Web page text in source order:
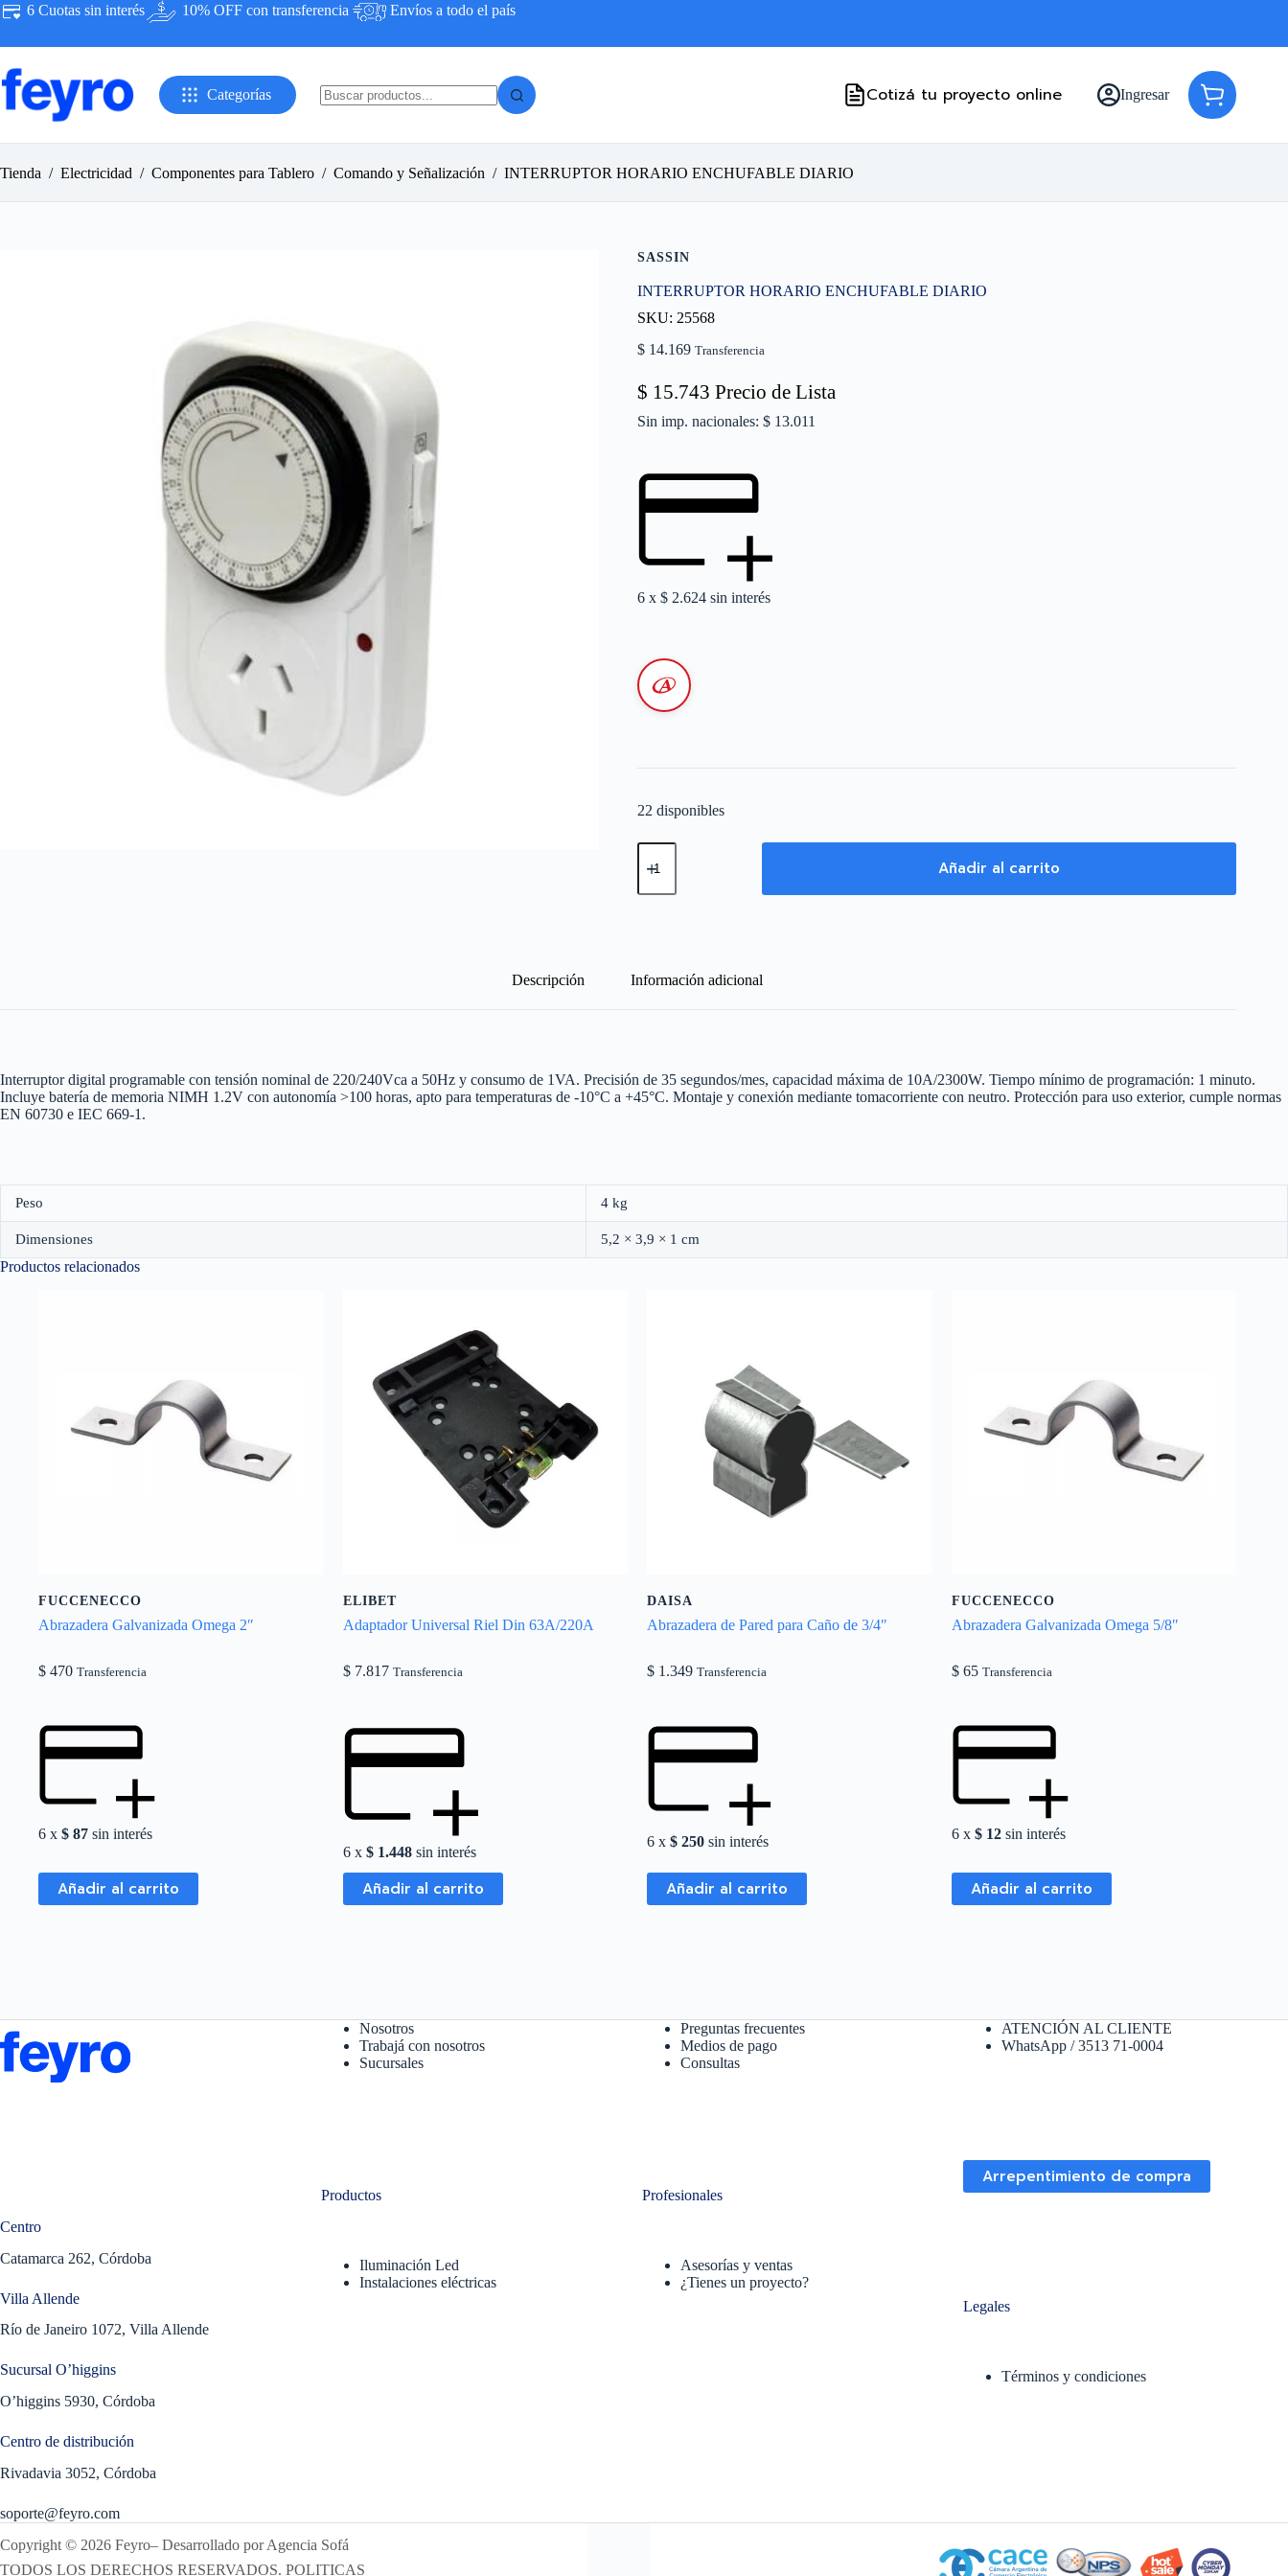
Saltar
al
6 Cuotas sin interés 10% OFF con transferencia Envíos a todo el país
Categorías
Cotizá tu proyecto online Ingresar
Carro
de
Tienda / Electricidad / Componentes para Tablero / Comando y Señalización / INTERRUPTOR HORARIO ENCHUFABLE DIARIO
SASSIN
INTERRUPTOR HORARIO ENCHUFABLE DIARIO
SKU: 25568
$ 14.169 Transferencia
$ 15.743 Precio de Lista
Sin imp. nacionales: $ 13.011
6 x$ 2.624 sin interés
22 disponibles
INTERRUPTOR
HORARIO
DIARIO
Añadir al carrito
Descripción Información adicional
Interruptor digital programable con tensión nominal de 220/240Vca a 50Hz y consumo de 1VA. Precisión de 35 segundos/mes, capacidad máxima de 10A/2300W. Tiempo mínimo de programación: 1 minuto.
Incluye batería de memoria NIMH 1.2V con autonomía >100 horas, apto para temperaturas de -10°C a +45°C. Montaje y conexión mediante tomacorriente con neutro. Protección para uso exterior, cumple normas
EN 60730 e IEC 669-1.
Peso 4 kg
Dimensiones 5,2 × 3,9 × 1 cm
Productos relacionados
FUCCENECCO
Abrazadera Galvanizada Omega 2″
$ 470 Transferencia
6 x $ 87 sin interés
Añadir al carrito
ELIBET
Adaptador Universal Riel Din 63A/220A
$7.817 Transferencia
6 x $1.448sin interés
Añadir al carrito
DAISA
Abrazadera de Pared para Caño de 3/4″
$ 1.349 Transferencia
6 x$ 250 sin interés
Añadir al carrito
FUCCENECCO
Abrazadera Galvanizada Omega 5/8″
$65 Transferencia
6 x $12sin interés
Añadir al carrito
Centro
Catamarca 262, Córdoba
Villa Allende
Río de Janeiro 1072, Villa Allende
Sucursal O’higgins
O’higgins 5930, Córdoba
Centro de distribución
Rivadavia 3052, Córdoba
soporte@feyro.com
Nosotros
Trabajá con nosotros
Sucursales
Productos
Iluminación Led
Instalaciones eléctricas
Preguntas frecuentes
Medios de pago
Consultas
Profesionales
Asesorías y ventas
¿Tienes un proyecto?
ATENCIÓN AL CLIENTE
WhatsApp / 3513 71-0004
Arrepentimiento de compra
Legales
Términos y condiciones
Copyright © 2026 Feyro– Desarrollado porAgencia Sofá
TODOS LOS DERECHOS RESERVADOS. POLITICAS